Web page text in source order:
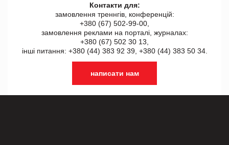
Контакти для:
замовлення треннгів, конференцій:
+380 (67) 502-99-00,
замовлення реклами на порталі, журналах:
+380 (67) 502 30 13,
інші питання: +380 (44) 383 92 39, +380 (44) 383 50 34.
написати нам